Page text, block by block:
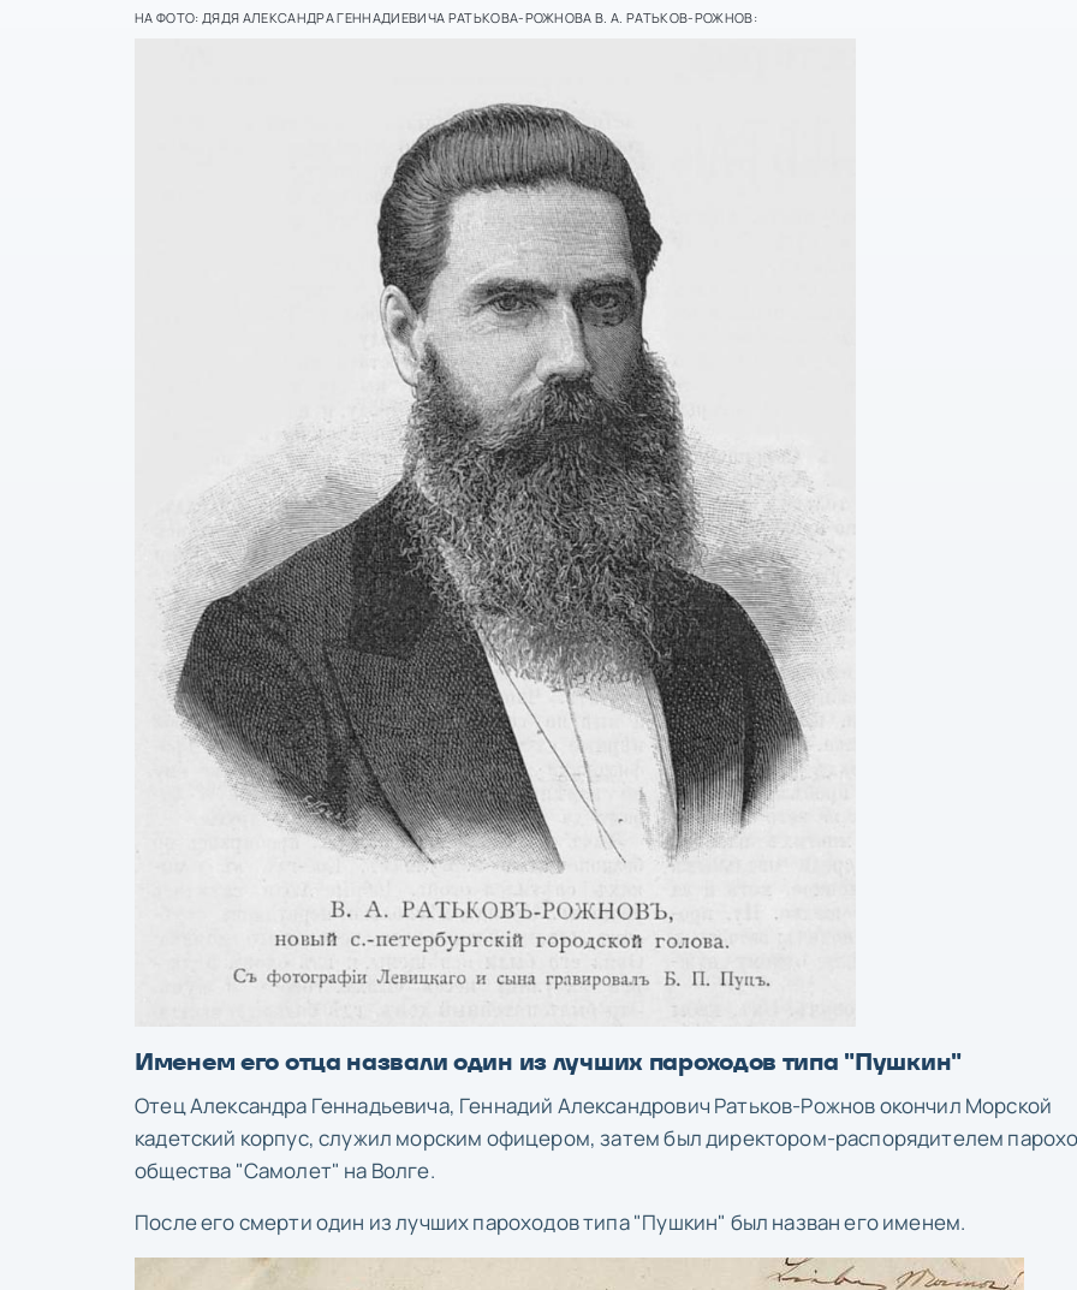
НА ФОТО: ДЯДЯ АЛЕКСАНДРА ГЕННАДИЕВИЧА РАТЬКОВА-РОЖНОВА В. А. РАТЬКОВ-РОЖНОВ:
Именем его отца назвали один из лучших пароходов типа "Пушкин"
Отец Александра Геннадьевича, Геннадий Александрович Ратьков-Рожнов окончил Морской
кадетский корпус, служил морским офицером, затем был директором-распорядителем
общества "Самолет" на Волге.
После его смерти один из лучших пароходов типа "Пушкин" был назван его именем.